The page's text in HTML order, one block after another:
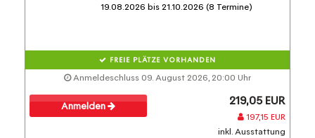
19.08.2026 bis 21.10.2026 (8 Termine)
FREIE PLÄTZE VORHANDEN
Anmeldeschluss 09. August 2026, 20:00 Uhr
Anmelden 219,05 EUR
197,15 EUR
inkl. Ausstattung